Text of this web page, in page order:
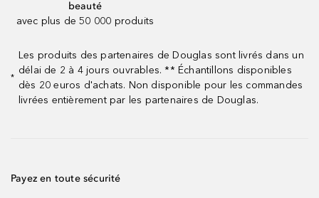
beauté
avec plus de 50 000 produits
*
Les produits des partenaires de Douglas sont livrés dans un
délai de 2 à 4 jours ouvrables. ** Échantillons disponibles
dès 20 euros d'achats. Non disponible pour les commandes
livrées entièrement par les partenaires de Douglas.
Payez en toute sécurité